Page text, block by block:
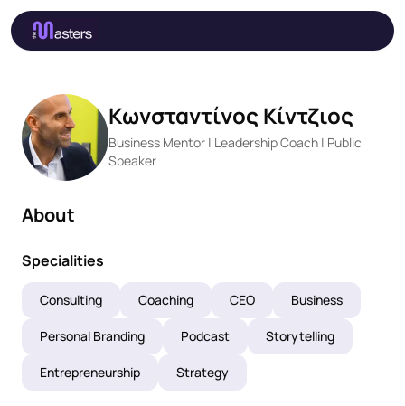
Κωνσταντίνος Κίντζιος
Business Mentor | Leadership Coach | Public
Speaker
About
Specialities
Consulting Coaching CEO Business
Personal Branding Podcast Storytelling
Entrepreneurship Strategy